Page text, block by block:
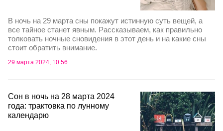
В ночь на 29 марта сны покажут истинную суть вещей, а
все тайное станет явным. Рассказываем, как правильно
толковать ночные сновидения в этот день и на какие сны
стоит обратить внимание.
29 марта 2024, 10:56
Сон в ночь на 28 марта 2024
года: трактовка по лунному
календарю